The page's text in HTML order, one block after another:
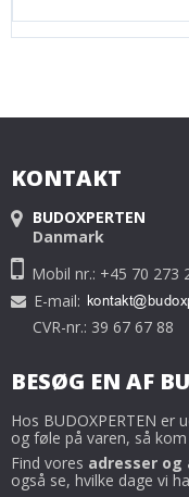
KONTAKT
BUDOXPERTEN
Danmark
Mobil nr.: +45 70 273
E-mail:
CVR-nr.: 39 67 67 88
BESØG EN AF
Hos BUDOXPERTEN er
og føle på varen, så
Find vores adresser
også se, hvilke dage vi